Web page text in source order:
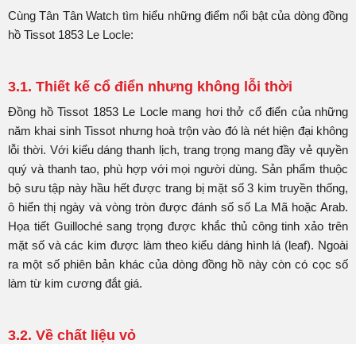
Cùng Tân Tân Watch tìm hiểu những điểm nổi bật của dòng đồng
hồ Tissot 1853 Le Locle:
3.1. Thiết kế cổ điển nhưng không lỗi thời
Đồng hồ Tissot 1853 Le Locle mang hơi thở cổ điển của những
năm khai sinh Tissot nhưng hoà trộn vào đó là nét hiện đại không
lỗi thời. Với kiểu dáng thanh lịch, trang trọng mang đầy vẻ quyền
quý và thanh tao, phù hợp với mọi người dùng. Sản phẩm thuộc
bộ sưu tập này hầu hết được trang bị mặt số 3 kim truyền thống,
ô hiển thị ngày và vòng tròn được đánh số số La Mã hoặc Arab.
Họa tiết Guilloché sang trọng được khắc thủ công tinh xảo trên
mặt số và các kim được làm theo kiểu dáng hình lá (leaf). Ngoài
ra một số phiên bản khác của dòng đồng hồ này còn có cọc số
làm từ kim cương đắt giá.
3.2. Về chất liệu vỏ